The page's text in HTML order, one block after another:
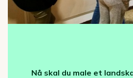
Nå skal du male et